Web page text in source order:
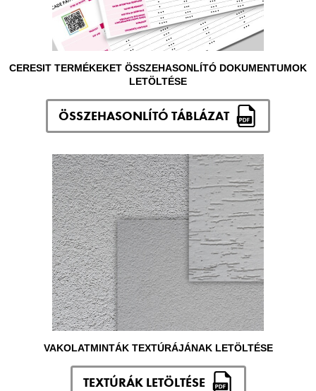
CERESIT TERMÉKEKET ÖSSZEHASONLÍTÓ DOKUMENTUMOK
LETÖLTÉSE
ÖSSZEHASONLÍTÓ TÁBLÁZAT
VAKOLATMINTÁK TEXTÚRÁJÁNAK LETÖLTÉSE
TEXTÚRÁK LETÖLTÉSE